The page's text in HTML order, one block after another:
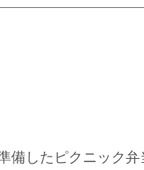
備したピクニック